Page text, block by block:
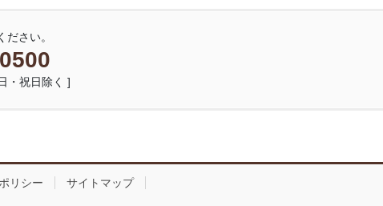
さい。
・祝日除く ]
リシー サイトマップ